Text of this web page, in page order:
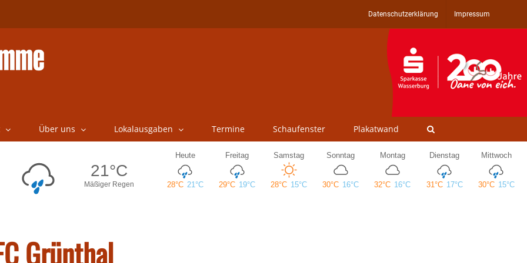
Datenschutzerklärung Impressum
Über uns Lokalausgaben Termine Schaufenster Plakatwand
Grünthal